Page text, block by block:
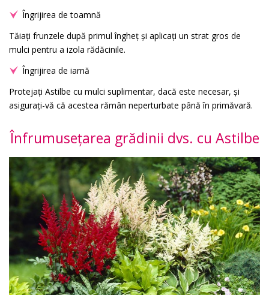
Îngrijirea de toamnă
Tăiați frunzele după primul îngheț și aplicați un strat gros de
mulci pentru a izola rădăcinile.
Îngrijirea de iarnă
Protejați Astilbe cu mulci suplimentar, dacă este necesar, și
asigurați-vă că acestea rămân neperturbate până în primăvară.
Înfrumusețarea grădinii dvs. cu Astilbe